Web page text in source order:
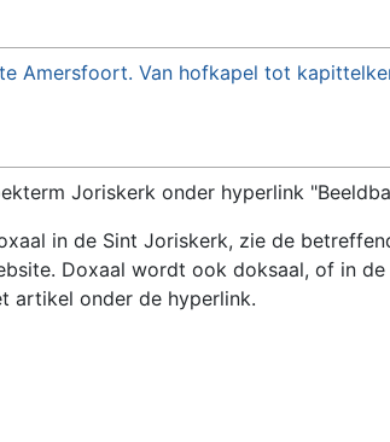
Amersfoort. Van hofkapel tot
Joriskerk onder hyperlink
in de Sint Joriskerk, zie de
Doxaal wordt ook doksaal, of in
artikel onder de hyperlink.